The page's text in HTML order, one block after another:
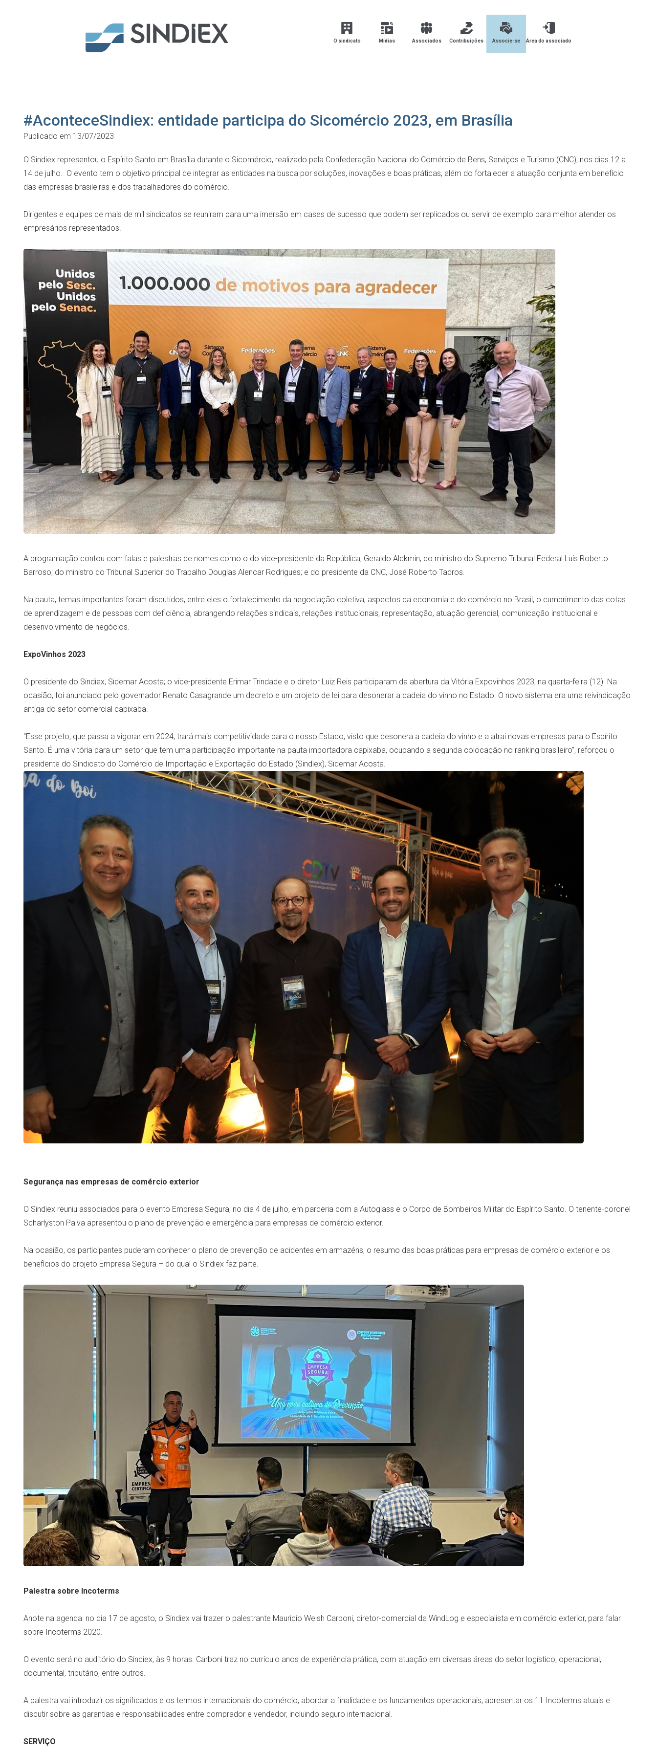
O sindicato Mídias Associados Contribuições Associe-se Área do associado
#AconteceSindiex: entidade participa do Sicomércio 2023, em Brasília
Publicado em 13/07/2023
O Sindiex representou o Espírito Santo em Brasília durante o Sicomércio, realizado pela Confederação Nacional do Comércio de Bens, Serviços e Turismo (CNC), nos dias 12 a
14 de julho. O evento tem o objetivo principal de integrar as entidades na busca por soluções, inovações e boas práticas, além do fortalecer a atuação conjunta em benefício
das empresas brasileiras e dos trabalhadores do comércio.
Dirigentes e equipes de mais de mil sindicatos se reuniram para uma imersão em cases de sucesso que podem ser replicados ou servir de exemplo para melhor atender os
empresários representados.
A programação contou com falas e palestras de nomes como o do vice-presidente da República, Geraldo Alckmin; do ministro do Supremo Tribunal Federal Luís Roberto
Barroso; do ministro do Tribunal Superior do Trabalho Douglas Alencar Rodrigues; e do presidente da CNC, José Roberto Tadros.
Na pauta, temas importantes foram discutidos, entre eles o fortalecimento da negociação coletiva, aspectos da economia e do comércio no Brasil, o cumprimento das cotas
de aprendizagem e de pessoas com deficiência, abrangendo relações sindicais, relações institucionais, representação, atuação gerencial, comunicação institucional e
desenvolvimento de negócios.
ExpoVinhos 2023
O presidente do Sindiex, Sidemar Acosta; o vice-presidente Erimar Trindade e o diretor Luiz Reis participaram da abertura da Vitória Expovinhos 2023, na quarta-feira (12). Na
ocasião, foi anunciado pelo governador Renato Casagrande um decreto e um projeto de lei para desonerar a cadeia do vinho no Estado. O novo sistema era uma reivindicação
antiga do setor comercial capixaba.
"Esse projeto, que passa a vigorar em 2024, trará mais competitividade para o nosso Estado, visto que desonera a cadeia do vinho e a atrai novas empresas para o Espírito
Santo. É uma vitória para um setor que tem uma participação importante na pauta importadora capixaba, ocupando a segunda colocação no ranking brasileiro", reforçou o
presidente do Sindicato do Comércio de Importação e Exportação do Estado (Sindiex), Sidemar Acosta.
Segurança nas empresas de comércio exterior
O Sindiex reuniu associados para o evento Empresa Segura, no dia 4 de julho, em parceria com a Autoglass e o Corpo de Bombeiros Militar do Espírito Santo. O tenente-coronel
Scharlyston Paiva apresentou o plano de prevenção e emergência para empresas de comércio exterior.
Na ocasião, os participantes puderam conhecer o plano de prevenção de acidentes em armazéns, o resumo das boas práticas para empresas de comércio exterior e os
benefícios do projeto Empresa Segura – do qual o Sindiex faz parte.
Palestra sobre Incoterms
Anote na agenda: no dia 17 de agosto, o Sindiex vai trazer o palestrante Mauricio Welsh Carboni, diretor-comercial da WindLog e especialista em comércio exterior, para falar
sobre Incoterms 2020.
O evento será no auditório do Sindiex, às 9 horas. Carboni traz no currículo anos de experiência prática, com atuação em diversas áreas do setor logístico, operacional,
documental, tributário, entre outros.
A palestra vai introduzir os significados e os termos internacionais do comércio, abordar a finalidade e os fundamentos operacionais, apresentar os 11 Incoterms atuais e
discutir sobre as garantias e responsabilidades entre comprador e vendedor, incluindo seguro internacional.
SERVIÇO